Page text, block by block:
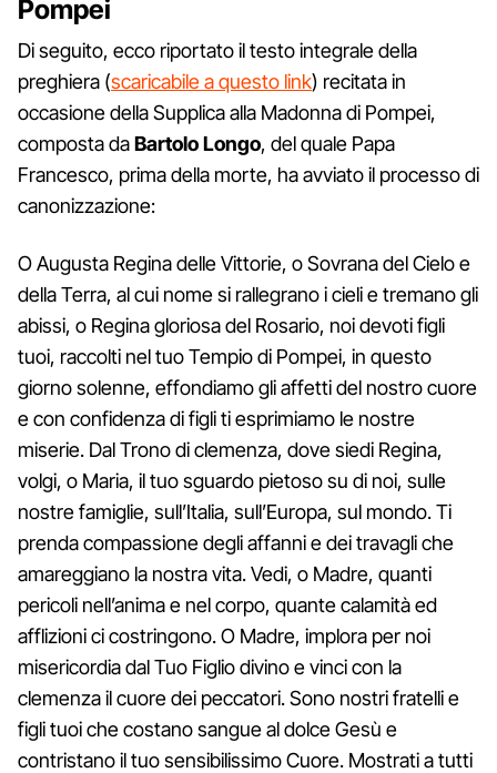
Pompei
Di seguito, ecco riportato il testo integrale della
preghiera (scaricabile a questo link) recitata in
occasione della Supplica alla Madonna di Pompei,
composta daBartolo Longo, del quale Papa
Francesco, prima della morte, ha avviato il processo di
canonizzazione:
O Augusta Regina delle Vittorie, o Sovrana del Cielo e
della Terra, al cui nome si rallegrano i cieli e tremano gli
abissi, o Regina gloriosa del Rosario, noi devoti figli
tuoi, raccolti nel tuo Tempio di Pompei, in questo
giorno solenne, effondiamo gli affetti del nostro cuore
e con confidenza di figli ti esprimiamo le nostre
miserie. Dal Trono di clemenza, dove siedi Regina,
volgi, o Maria, il tuo sguardo pietoso su di noi, sulle
nostre famiglie, sull’Italia, sull’Europa, sul mondo. Ti
prenda compassione degli affanni e dei travagli che
amareggiano la nostra vita. Vedi, o Madre, quanti
pericoli nell’anima e nel corpo, quante calamità ed
afflizioni ci costringono. O Madre, implora per noi
misericordia dal Tuo Figlio divino e vinci con la
clemenza il cuore dei peccatori. Sono nostri fratelli e
figli tuoi che costano sangue al dolce Gesù e
contristano il tuo sensibilissimo Cuore. Mostrati a tutti